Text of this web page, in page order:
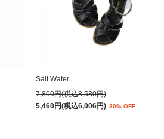
Salt Water
7,800円(税込8,580円)
5,460円(税込6,006円) 30% OFF